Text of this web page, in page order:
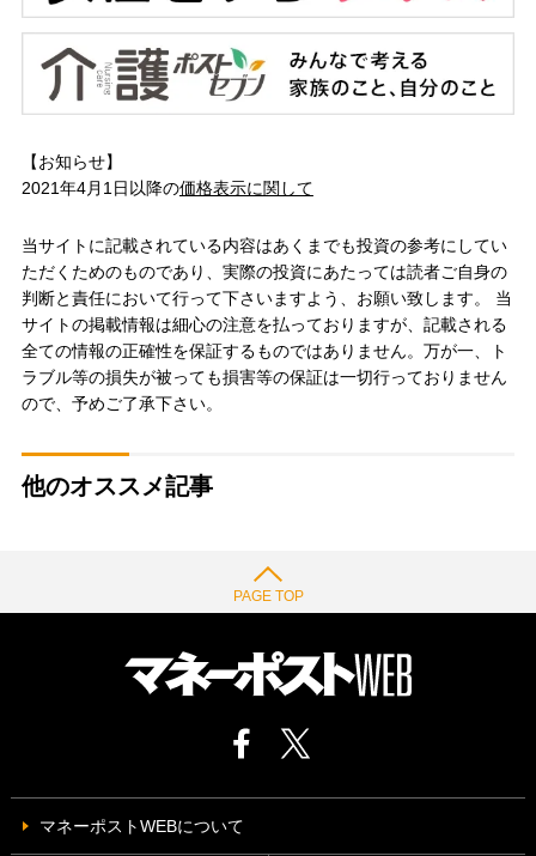
【お知らせ】
2021年4月1日以降の価格表示に関して
当サイトに記載されている内容はあくまでも投資の参考にしてい
ただくためのものであり、実際の投資にあたっては読者ご自身の
判断と責任において行って下さいますよう、お願い致します。 当
サイトの掲載情報は細心の注意を払っておりますが、記載される
全ての情報の正確性を保証するものではありません。万が一、ト
ラブル等の損失が被っても損害等の保証は一切行っておりません
ので、予めご了承下さい。
他のオススメ記事
PAGE TOP
マネーポストWEBについて